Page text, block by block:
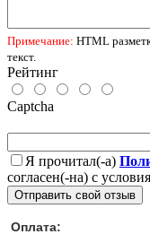
Примечание: HTML
текст.
Рейтинг
Captcha
Я прочитал(-а)
согласен(-на) с
Отправить свой отзыв
Оплата: